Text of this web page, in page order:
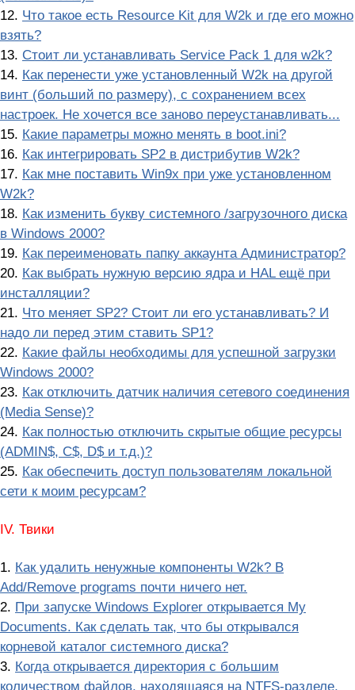
12. Что такое есть Resource Kit для W2k и где его можно
взять?
13. Стоит ли устанавливать Service Pack 1 для w2k?
14. Как перенести уже установленный W2k на другой
винт (больший по pазмеpу), с сохранением всех
настроек. Hе хочется все заново пеpеустанавливать...
15. Какие параметры можно менять в boot.ini?
16. Как интегрировать SP2 в дистрибутив W2k?
17. Как мне поставить Win9x при уже установленном
W2k?
18. Как изменить букву системного /загрузочного диска
в Windows 2000?
19. Как переименовать папку аккаунта Администратор?
20. Как выбрать нужную версию ядра и HAL ещё при
инсталляции?
21. Что меняет SP2? Стоит ли его устанавливать? И
надо ли перед этим ставить SP1?
22. Какие файлы необходимы для успешной загрузки
Windows 2000?
23. Как отключить датчик наличия сетевого соединения
(Media Sense)?
24. Как полностью отключить скрытые общие ресурсы
(ADMIN$, C$, D$ и т.д.)?
25. Как обеспечить доступ пользователям локальной
сети к моим ресурсам?
IV. Твики
1. Как удалить ненужные компоненты W2k? В
Add/Remove programs почти ничего нет.
2. При запуске Windows Explorer открывается My
Documents. Как сделать так, что бы открывался
корневой каталог системного диска?
3. Когда открывается директория с большим
количеством файлов, находящаяся на NTFS-разделе,